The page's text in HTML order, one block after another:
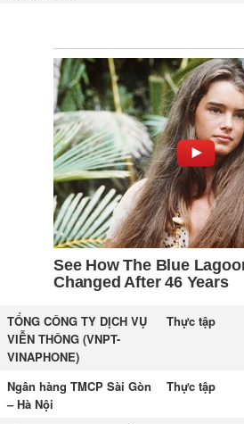
TỔNG CÔNG TY DỊCH VỤ
VIỄN THÔNG (VNPT-
VINAPHONE)
Thực tập
Ngân hàng TMCP Sài Gòn
– Hà Nội
Thực tập